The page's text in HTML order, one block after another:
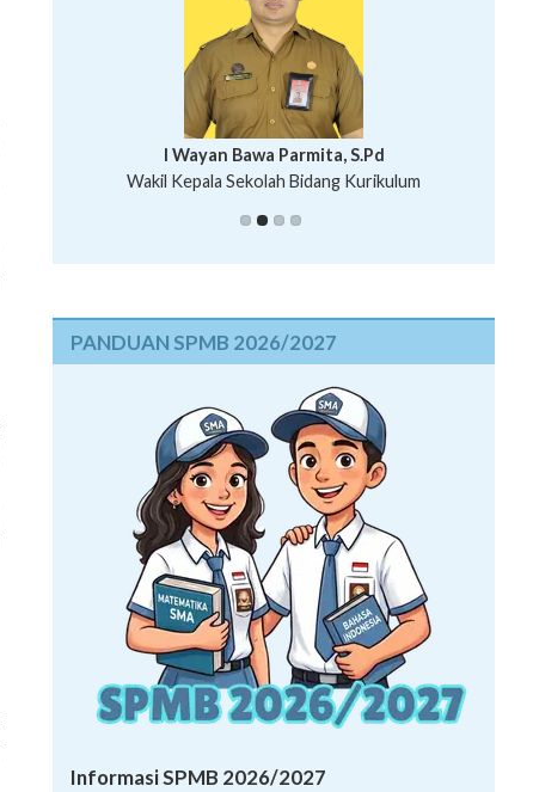
Putu Suhartana, S.Pd.
I Wayan Bawa Parmita, S.Pd
Wakil Kepala Sekolah Bidang Kurikulum
I Wayan Gede Aditya Pratita, S.Pd., M.Sn
Ni Wayan Nopi Sutantri, S.Pd.
PANDUAN SPMB 2026/2027
Informasi SPMB 2026/2027